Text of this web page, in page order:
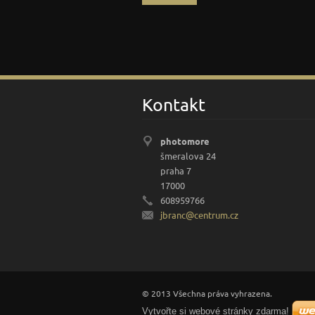
Kontakt
photomore
šmeralova 24
praha 7
17000
608959766
jbranc@centrum.cz
© 2013 Všechna práva vyhrazena.
Vytvořte si webové stránky zdarma!